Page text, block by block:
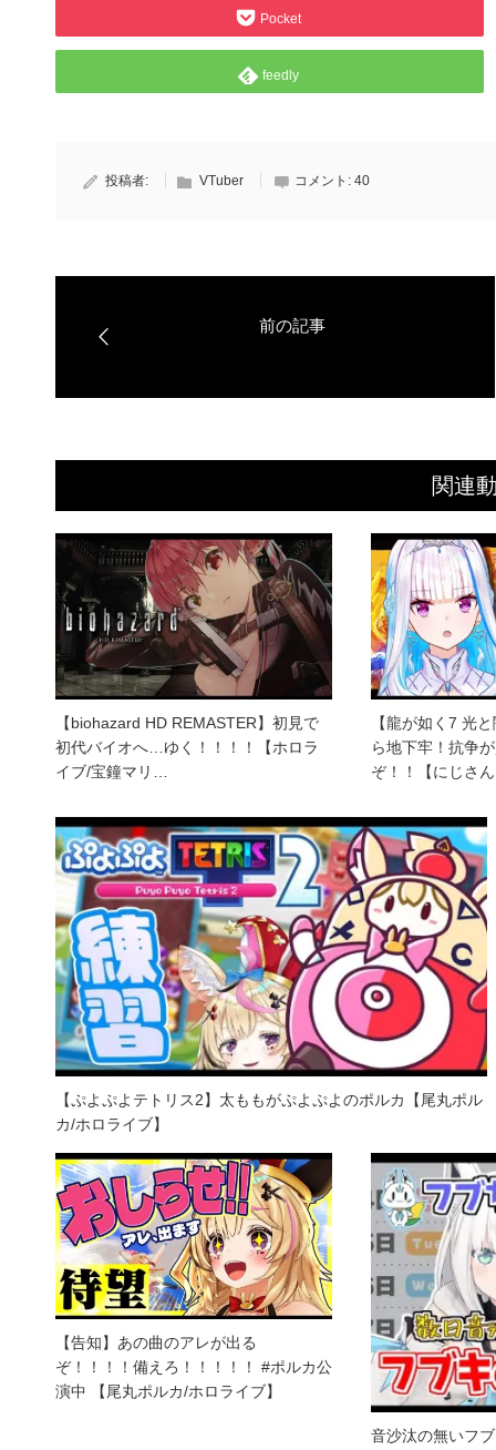
Pocket
feedly
投稿者: VTuber コメント: 40
関連
【biohazard HD REMASTER】初見で
初代バイオへ…ゆく！！！！【ホロラ
イブ/宝鐘マリ…
【龍が如く7 光
ら地下牢！抗争
ぞ！！【にじさ
【ぷよぷよテトリス2】太ももがぷよぷよのポルカ【尾丸ポル
カ/ホロライブ】
【告知】あの曲のアレが出る
ぞ！！！！備えろ！！！！！ #ポルカ公
演中 【尾丸ポルカ/ホロライブ】
音沙汰の無いフ